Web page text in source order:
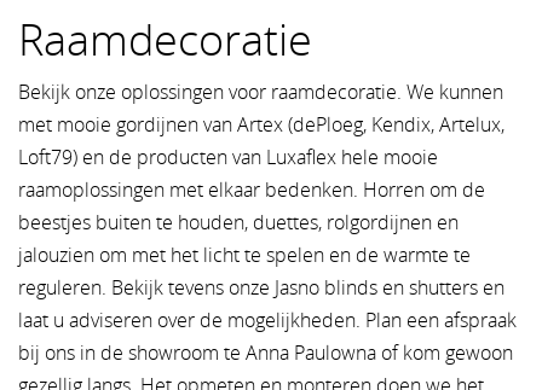
Raamdecoratie
Bekijk onze oplossingen voor raamdecoratie. We kunnen
met mooie gordijnenvan Artex (dePloeg, Kendix, Artelux,
Loft79) en de producten van Luxaflex hele mooie
raamoplossingen met elkaar bedenken. Horren om de
beestjes buiten te houden, duettes, rolgordijnen en
jalouzien om met het licht te spelen en de warmte te
reguleren. Bekijk tevens onze Jasno blinds en shutters en
laat u adviseren over de mogelijkheden. Plan een afspraak
bij ons in de showroom te Anna Paulowna of kom gewoon